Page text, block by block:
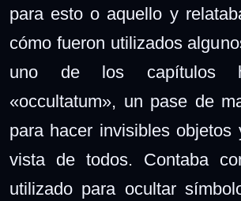
para esto o aquello y
cómo fueron utilizados
uno de los capítulos
«occultatum», un pase de
para hacer invisibles
vista de todos. Contaba
utilizado para ocultar